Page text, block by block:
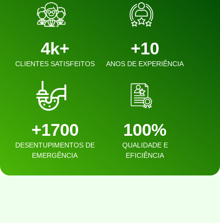
4k+
CLIENTES SATISFEITOS
+10
ANOS DE EXPERIÊNCIA
+1700
DESENTUPIMENTOS DE
EMERGÊNCIA
100%
QUALIDADE E
EFICIÊNCIA